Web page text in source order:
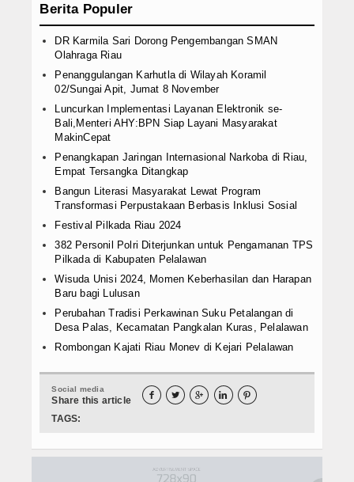
Berita Populer
DR Karmila Sari Dorong Pengembangan SMAN
Olahraga Riau
Penanggulangan Karhutla di Wilayah Koramil
02/Sungai Apit, Jumat 8 November
Luncurkan Implementasi Layanan Elektronik se-
Bali,Menteri AHY:BPN Siap Layani Masyarakat
MakinCepat
Penangkapan Jaringan Internasional Narkoba di Riau,
Empat Tersangka Ditangkap
Bangun Literasi Masyarakat Lewat Program
Transformasi Perpustakaan Berbasis Inklusi Sosial
Festival Pilkada Riau 2024
382 Personil Polri Diterjunkan untuk Pengamanan TPS
Pilkada di Kabupaten Pelalawan
Wisuda Unisi 2024, Momen Keberhasilan dan Harapan
Baru bagi Lulusan
Perubahan Tradisi Perkawinan Suku Petalangan di
Desa Palas, Kecamatan Pangkalan Kuras, Pelalawan
Rombongan Kajati Riau Monev di Kejari Pelalawan
Social media
Share this article     
TAGS: